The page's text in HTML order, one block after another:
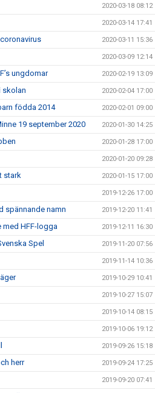
2020-03-18 08:12
2020-03-14 17:41
2020-03-11 15:36
2020-03-09 12:14
ungdomar 2020-02-19 13:09
skolan 2020-02-04 17:00
födda 2014 2020-02-01 09:00
19 september 2020 2020-01-30 14:25
2020-01-28 17:00
2020-01-20 09:28
stark 2020-01-15 17:00
2019-12-26 17:00
spännande namn 2019-12-20 11:41
med HFF-logga 2019-12-11 16:30
Spel 2019-11-20 07:56
2019-11-14 10:36
2019-10-29 10:41
2019-10-27 15:07
2019-10-14 08:15
2019-10-06 19:12
2019-09-26 15:18
herr 2019-09-24 17:25
2019-09-20 07:41